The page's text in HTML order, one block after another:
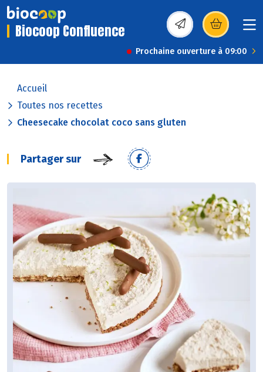
Biocoop Confluence (s’ouvre dans une
Prochaine ouverture à 09:00
Accueil
Toutes nos recettes
Cheesecake chocolat coco sans gluten
Partager sur